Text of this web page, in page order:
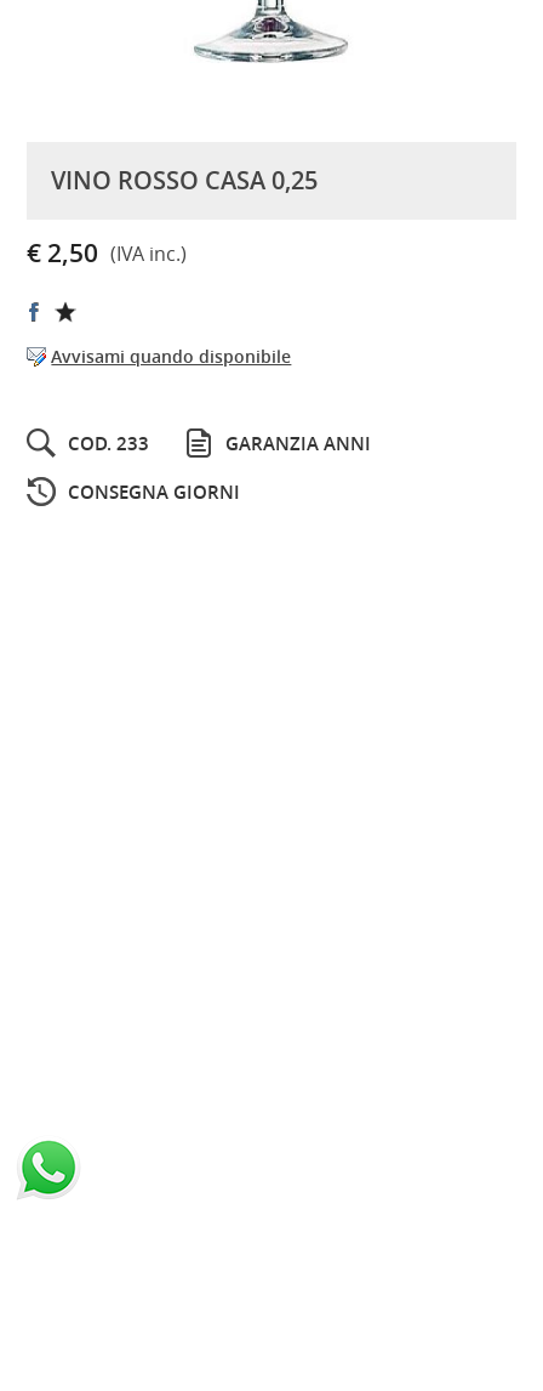
VINO ROSSO CASA 0,25
€ 2,50 (IVA inc.)
Avvisami quando disponibile
COD. 233
GARANZIA ANNI
CONSEGNA GIORNI